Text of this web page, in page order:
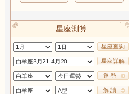
星座測算
星座查詢
星座詳解
運 勢
解 讀